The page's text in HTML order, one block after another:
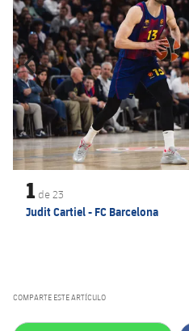
1 de 23
Judit Cartiel - FC Barcelona
COMPARTE ESTE ARTÍCULO